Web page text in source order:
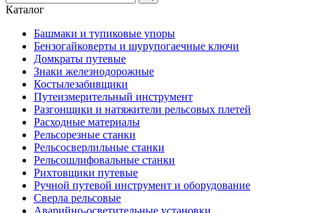
Каталог
Башмаки и тупиковые упоры
Бензогайковерты и шурупогаечные ключи
Домкраты путевые
Знаки железнодорожные
Костылезабивщики
Путеизмерительный инструмент
Разгонщики и натяжители рельсовых плетей
Расходные материалы
Рельсорезные станки
Рельсосверлильные станки
Рельсошлифовальные станки
Рихтовщики путевые
Ручной путевой инструмент и оборудование
Сверла рельсовые
Аварийно-осветительные установки